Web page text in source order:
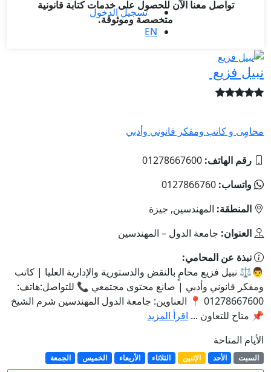
تسجيل الدخول
EN
تواصل معنا الآن للحصول على خدمات كتابة قانونية
متخصصة وموثوقة.
نبيل فزيع
محامٍى و كاتب ومفكر قانوني وأدبي
رقم الهاتف: 01278667600
واتساب: 0127866760
المنطقة: المهندسين, جيزة
العنوان: جامعة الدول – المهندسين
نبذة عن المحامي:
👨⚖️ نبيل فزيع محامٍ بالنقض والدستورية والإدارية العليا | كاتب
ومفكر قانوني وأدبي | صانع محتوى مجتمعي 📞 للتواصل:هاتف:
01278667600 📍 العناوين: جامعة الدول المهندسين شرم الشيخ
📌 متاح للتعاون ... اقرأ المزيد
الأيام المتاحة
السبت الأحد الإثنين الثلاثاء الأربعاء الخميس الجمعة